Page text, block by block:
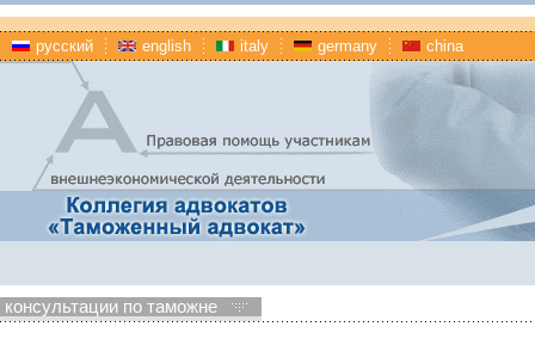
русский english italy germany china
консультации по таможне